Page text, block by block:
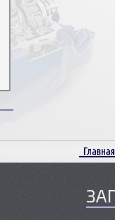
Главная